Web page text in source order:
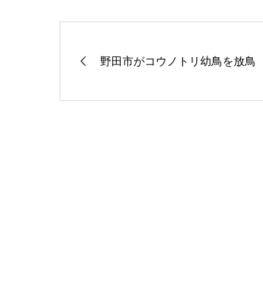
野田市がコウノトリ幼鳥を放